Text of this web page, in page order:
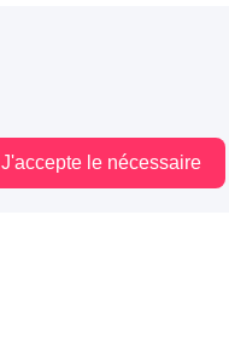
J'accepte le nécessaire